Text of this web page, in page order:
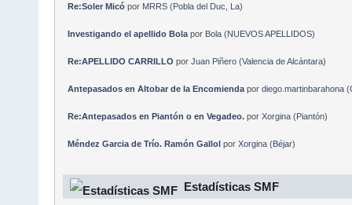
Re:Soler Micópor MRRS(Pobla del Duc, La)
Investigando el apellido Bolapor Bola(NUEVOS APELLIDOS)
Re:APELLIDO CARRILLO por Juan Piñero(Valencia de Alcántara)
Antepasados en Altobar de la Encomiendapor diego.martinbarahona(
Re:Antepasados en Piantón o en Vegadeo.por Xorgina(Piantón)
Méndez Garcia de Trío. Ramón Gallolpor Xorgina(Béjar)
Estadísticas SMF